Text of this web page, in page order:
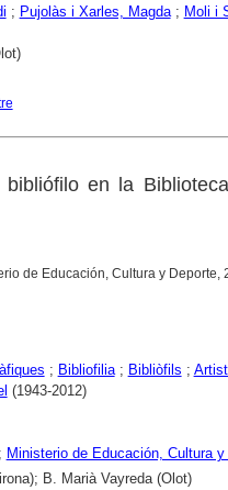
; Pujolàs i Xarles, Magda; Moli i
en la
de Educación, Cultura y Deporte,
; Bibliofilia; Bibliòfils ;
(1943-2012)
; Ministerio de Educación, Cultura y
B. Marià Vayreda (Olot)